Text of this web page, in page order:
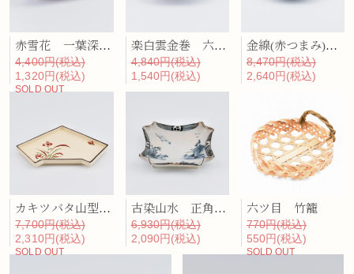
赤雪花 一葉深鉢（小）
4,400円(税込)
1,320円(税込)
SOLD OUT
楽白雲金巻 六角平鉢
4,840円(税込)
1,540円(税込)
金線(赤つまみ) 台付小蓋物（台のみ）
8,470円(税込)
2,640円(税込)
カキツバタ山型向付
7,700円(税込)
2,310円(税込)
SOLD OUT
古染山水 正角隅切小向付
6,930円(税込)
2,090円(税込)
六ツ目 竹籠
770円(税込)
550円(税込)
SOLD OUT